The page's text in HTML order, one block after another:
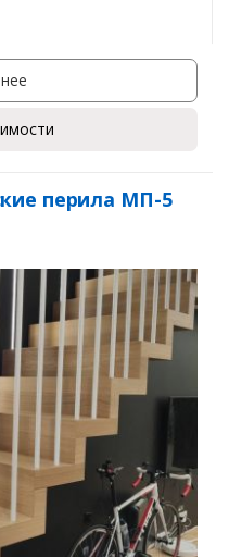
перила МП-5